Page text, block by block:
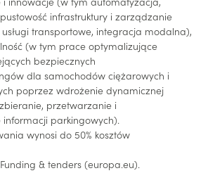
infrastruktury i zarządzanie
transportowe, integracja modalna),
(w tym prace optymalizujące
bezpiecznych
dla samochodów ciężarowych i
poprzez wdrożenie dynamicznej
przetwarzanie i
parkingowych).
wynosi do 50% kosztów
& tenders (europa.eu).